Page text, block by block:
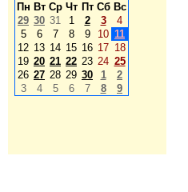
Пн Вт Ср Чт Пт Сб Вс
29 30 31 1 2 3
4
5
6 7 8 9 10 11
12 13 14 15 16 17 18
19 20 21 22 23 24 25
26 27 28 29 30 1
2
3
4 5 6 7 8 9